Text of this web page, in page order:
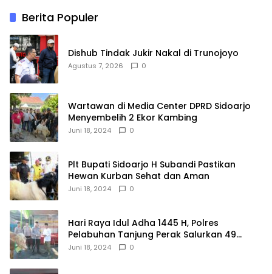
Berita Populer
Dishub Tindak Jukir Nakal di Trunojoyo
Agustus 7, 2026 0
Wartawan di Media Center DPRD Sidoarjo
Menyembelih 2 Ekor Kambing
Juni 18, 2024 0
Plt Bupati Sidoarjo H Subandi Pastikan
Hewan Kurban Sehat dan Aman
Juni 18, 2024 0
Hari Raya Idul Adha 1445 H, Polres
Pelabuhan Tanjung Perak Salurkan 49
Hewan Korban.
Juni 18, 2024 0